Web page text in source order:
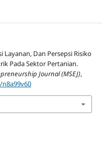
Dan Persepsi Risiko
Pada Sektor Pertanian.
Journal (MSEJ),